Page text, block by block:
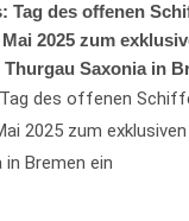
Tag des offenen
2025 zum
Saxonia in
des offenen
2025 zum
Bremen ein